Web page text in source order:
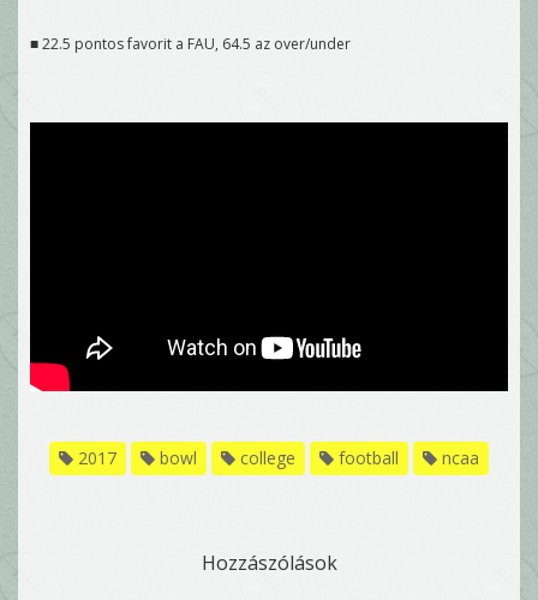
■ 22.5 pontos favorit a FAU, 64.5 az over/under
2017 bowl college football ncaa
Hozzászólások